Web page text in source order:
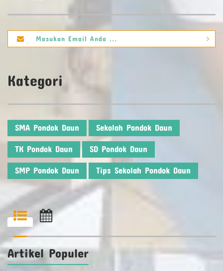
Kategori
SMA Pondok Daun Sekolah Pondok Daun
TK Pondok Daun SD Pondok Daun
SMP Pondok Daun Tips Sekolah Pondok Daun
Artikel Populer